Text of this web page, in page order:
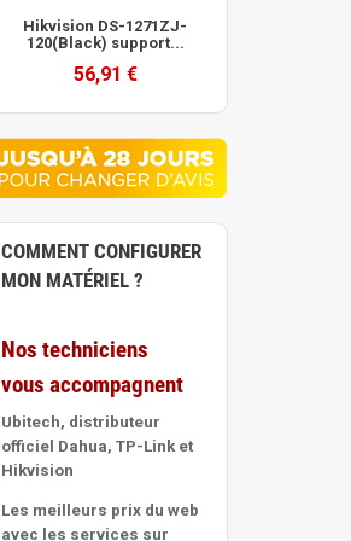
Hikvision DS-1271ZJ-
120(Black) support...
56,91 €
COMMENT CONFIGURER
MON MATÉRIEL ?
Nos techniciens
vous accompagnent
Ubitech, distributeur
officiel Dahua, TP-Link et
Hikvision
Les meilleurs prix du web
avec les services sur